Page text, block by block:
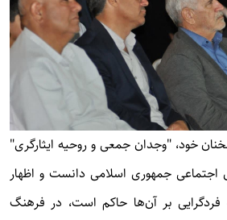
خود، "وجدان جمعی و روحیه ایثارگری"
اجتماعی جمهوری اسلامی دانست و اظهار
بر آن‌ها حاکم است، در فرهنگ